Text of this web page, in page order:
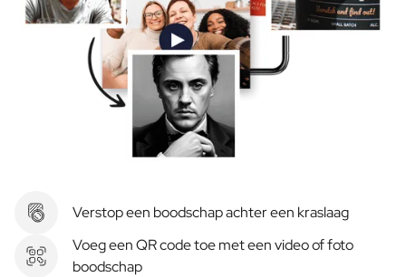
Verstop een boodschap achter een kraslaag
Voeg een QR code toe met een video of foto
boodschap